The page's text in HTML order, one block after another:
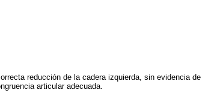
reducción de la cadera izquierda, sin evidencia de
articular adecuada.